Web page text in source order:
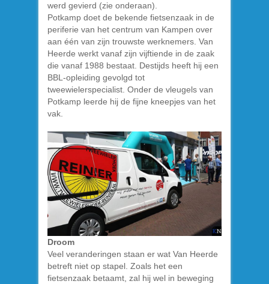
werd gevierd (zie onderaan).
Potkamp doet de bekende fietsenzaak in de
periferie van het centrum van Kampen over
aan één van zijn trouwste werknemers. Van
Heerde werkt vanaf zijn vijftiende in de zaak
die vanaf 1988 bestaat. Destijds heeft hij een
BBL-opleiding gevolgd tot
tweewielerspecialist. Onder de vleugels van
Potkamp leerde hij de fijne kneepjes van het
vak.
Droom
Veel veranderingen staan er wat Van Heerde
betreft niet op stapel. Zoals het een
fietsenzaak betaamt, zal hij wel in beweging